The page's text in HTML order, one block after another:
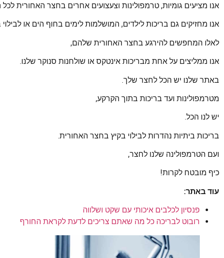
אנו מציעים גומיות, טרמפולינות וצעצועים אחרים בחצר האחורית לכל
אנו מחזיקים גם בריכות לילדים, המושלמות לימים בחוף הים או
לאלו המחפשים להירגע בחצר האחורית שלהם,
אנו ממליצים על אחת מבריכות אינטקס או שולחנות סנוקר שלנו.
באתר שלנו יש הכל לחצר שלך.
מטרמפולינות ועד בריכות בתוך הקרקע,
יש לנו הכל.
בריכות ביתיות נהדרות לבילוי בקיץ בחצר האחורית.
ועם הטרמפולינה שלנו לחצר,
כיף מובטח לקרות!
עוד באתר:
פנסיון לכלבים איכותי עם שקט ושלווה
רובוט לבריכה כל מה שאתם צריכים לדעת לקראת החורף